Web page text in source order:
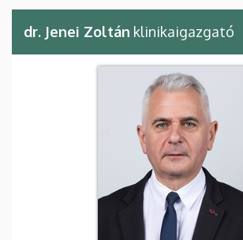
dr. Jenei Zoltán klinikaigazgató